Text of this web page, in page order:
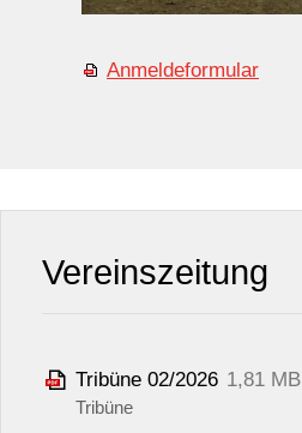
Anmeldeformular
Vereinszeitung
Tribüne 02/2026 1,81 MB
Tribüne